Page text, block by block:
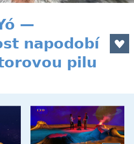
—
napodobí
pilu